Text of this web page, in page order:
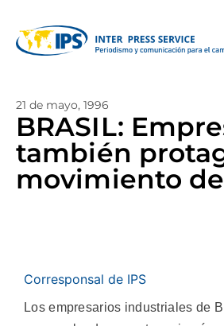
21 de mayo, 1996
BRASIL:
también
movimiento
Corresponsal de IPS
Los empresarios industriales de